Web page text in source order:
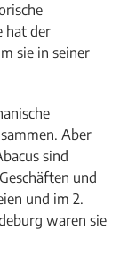
hat der
sie in seiner
Aber
sind
und
und im 2.
waren sie